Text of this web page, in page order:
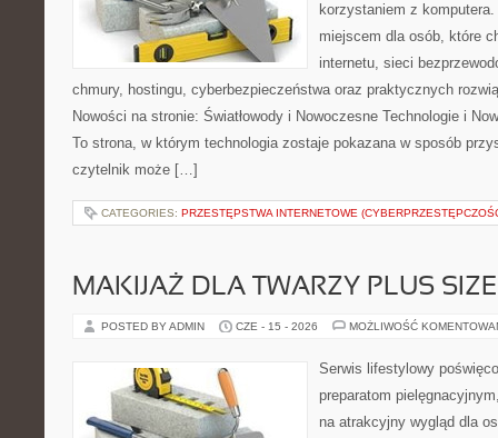
korzystaniem z
miejscem dla osób, które
internetu, sieci
chmury, hostingu, cyberbezpieczeństwa oraz praktycznych
Nowości na stronie: Światłowody i Nowoczesne Technologie i
To strona, w którym technologia zostaje pokazana w sposób
czytelnik może […]
CATEGORIES: PRZESTĘPSTWA INTERNETOWE
MAKIJAŻ DLA TWARZY PLUS SIZE
POSTED BY ADMIN CZE - 15 - 2026 MOŻLIWOŚĆ
Serwis lifestylowy
preparatom
na atrakcyjny wygląd dla